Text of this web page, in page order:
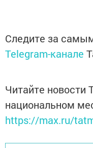
Следите за
Telegram-канале
Читайте новости
национальном
https://max.ru/